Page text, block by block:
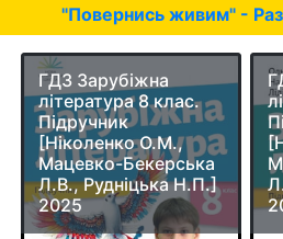
"Повернись живим" -
ГДЗ Зарубіжна
література 8 клас.
Підручник
[Ніколенко О.М.,
Мацевко-Бекерська
Л.В., Рудніцька Н.П.]
2025